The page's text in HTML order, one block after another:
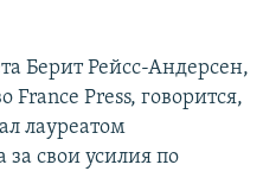
Берит Рейсс-Андерсен,
France Press, говорится,
лауреатом
свои усилия по